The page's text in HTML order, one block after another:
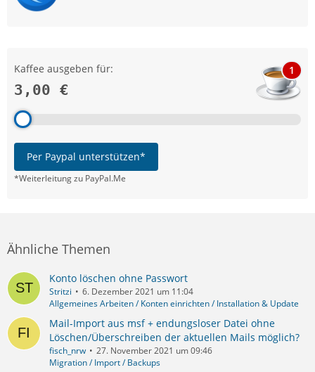
Kaffee ausgeben für:
3,00 €
1
Per Paypal unterstützen*
*Weiterleitung zu PayPal.Me
Ähnliche Themen
Konto löschen ohne Passwort
Stritzi
6. Dezember 2021 um 11:04
Allgemeines Arbeiten / Konten einrichten / Installation & Update
Mail-Import aus msf + endungsloser Datei ohne
Löschen/Überschreiben der aktuellen Mails möglich?
fisch_nrw
27. November 2021 um 09:46
Migration / Import / Backups